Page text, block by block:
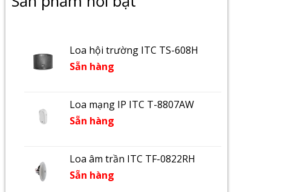
Loa hội trường ITC TS-608H
Sẵn hàng
Loa mạng IP ITC T-8807AW
Sẵn hàng
Loa âm trần ITC TF-0822RH
Sẵn hàng